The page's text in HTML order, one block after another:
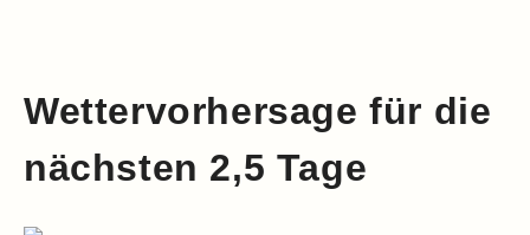
Wettervorhersage für die
nächsten 2,5 Tage